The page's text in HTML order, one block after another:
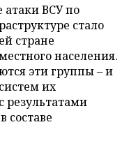
атаки ВСУ по
стало
стране
населения.
эти группы – и
их
результатами
составе